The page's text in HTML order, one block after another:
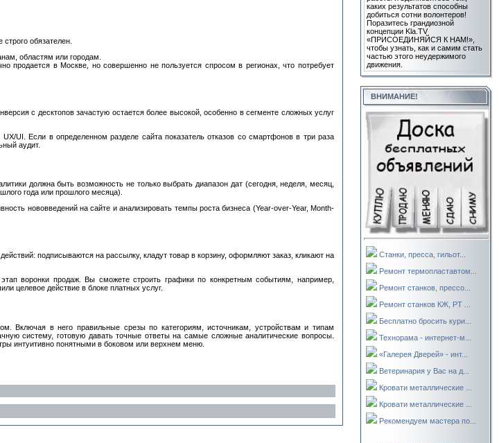
обязателен.
областям или городам.
продается в Москве, но совершенно не пользуется спросом в регионах, что потребует
с десктопов зачастую остается более высокой, особенно в сегменте сложных услуг
UI. Если в определенном разделе сайта показатель отказов со смартфонов в три раза
аудит.
должна быть возможность не только выбрать диапазон дат (сегодня, неделя, месяц,
года или прошлого месяца).
нововведений на сайте и анализировать темпы роста бизнеса (Year-over-Year, Month-
подписываются на рассылку, кладут товар в корзину, оформляют заказ, кликают на
воронки продаж. Вы сможете строить графики по конкретным событиям, например,
целевое действие в блоке платных услуг.
Включая в него правильные срезы по категориям, источникам, устройствам и типам
систему, готовую давать точные ответы на самые сложные аналитические вопросы.
интуитивно понятными в боковом или верхнем меню.
каких результатов способны
добиться сотни волонтеров!
Поразитесь грандиозной
концепции Kla.TV
«ПРИСОЕДИНЯЙСЯ К НАМ!»,
чтобы узнать, как и самим стать
частью этого неудержимого
движения.
ВНИМАНИЕ!
Станки, пресса, гильот...
Ремонт термопластавтом...
Ремонт станков, прессо...
Ремонт станков КЖ, РТ ...
Бесплатно бросить кури...
Технорама - интернет-м...
«Галерея Дверей» - инт...
Ветеринария у Вас на д...
Кровати металлические ...
Кровати металлические ...
Рекомендуем мастера по...